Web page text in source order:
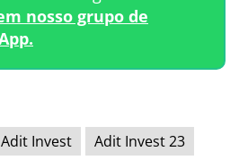
nosso grupo de
Adit Invest
Adit Invest 23